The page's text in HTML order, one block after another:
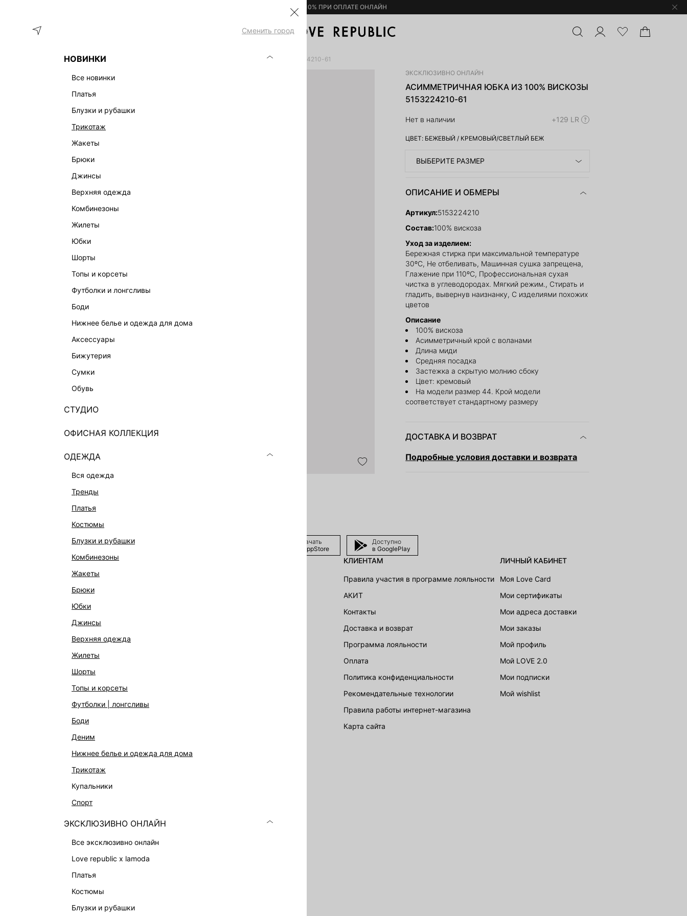
– 10% ПРИ ОПЛАТЕ ОНЛАЙН
Сменить город
НОВИНКИ
все новинки
платья
блузки и рубашки
трикотаж
жакеты
брюки
джинсы
верхняя одежда
комбинезоны
жилеты
юбки
шорты
топы и корсеты
футболки и лонгсливы
боди
нижнее белье и одежда для дома
аксессуары
бижутерия
сумки
обувь
СТУДИО
ОФИСНАЯ КОЛЛЕКЦИЯ
ОДЕЖДА
вся одежда
тренды
платья
костюмы
блузки и рубашки
комбинезоны
жакеты
брюки
юбки
джинсы
верхняя одежда
жилеты
шорты
топы и корсеты
футболки | лонгсливы
боди
деним
нижнее белье и одежда для дома
трикотаж
купальники
спорт
ЭКСКЛЮЗИВНО ОНЛАЙН
все эксклюзивно онлайн
love republic x lamoda
платья
костюмы
блузки и рубашки
ОДЕЖДА
АСИММЕТРИЧНАЯ ЮБКА ИЗ 100% ВИСКОЗЫ 5153224210-61
ЭКСКЛЮЗИВНО ОНЛАЙН
АСИММЕТРИЧНАЯ ЮБКА ИЗ 100% ВИСКОЗЫ
5153224210-61
Нет в наличии +129 LR
ЦВЕТ: БЕЖЕВЫЙ / КРЕМОВЫЙ/СВЕТЛЫЙ БЕЖ
ВЫБЕРИТЕ РАЗМЕР
ОПИСАНИЕ И ОБМЕРЫ
Артикул:5153224210
Состав:100% вискоза
Уход за изделием:
Бережная стирка при максимальной температуре
30ºС, Не отбеливать, Машинная сушка запрещена,
Глажение при 110ºС, Профессиональная сухая
чистка в углеводородах. Мягкий режим., Стирать и
гладить, вывернув наизнанку, С изделиями похожих
цветов
Описание
100% вискоза
Асимметричный крой с воланами
Длина миди
Средняя посадка
Застежка а скрытую молнию сбоку
Цвет: кремовый
На модели размер 44. Крой модели
соответствует стандартному размеру
ДОСТАВКА И ВОЗВРАТ
Подробные условия доставки и возврата
Скачать
в AppStore
Доступно
в GooglePlay
ОФИСНАЯ КОЛЛЕКЦИЯ
ЭКСКЛЮЗИВНО ОНЛАЙН
АКСЕССУАРЫ И УКРАШЕНИЯ
ФИНАЛЬНАЯ РАСПРОДАЖА
ПОДАРОЧНЫЕ СЕРТИФИКАТЫ
БАЛЬЗАМЫ-ТИНТЫ
ЛИМИТИРОВАННЫЕ КОЛЛЕКЦИИ
КАПСУЛЬНЫЙ ГАРДЕРОБ
БОХО-ШИК
В ОТТЕНКАХ СЕРОГО
LOVE REPUBLIC MAISON
ДАЙДЖЕСТ
КЛИЕНТАМ
Правила участия в программе лояльности
АКИТ
Контакты
Доставка и возврат
Программа лояльности
Оплата
Политика конфиденциальности
Рекомендательные технологии
Правила работы интернет-магазина
карта сайта
ЛИЧНЫЙ КАБИНЕТ
Моя Love Card
Мои сертификаты
Мои адреса доставки
Мои заказы
Мой профиль
Мой LOVE 2.0
Мои подписки
Мой wishlist